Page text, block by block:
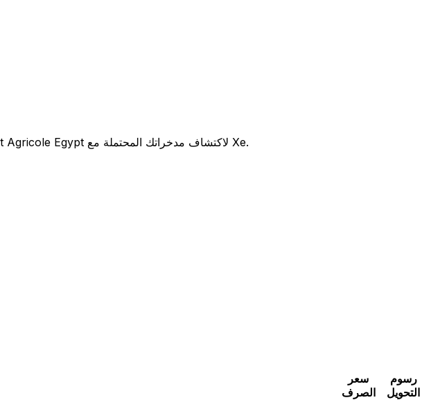
هل تفكر في استخدام Credit Agricole Egypt لتحويل أموالك الدولية؟ قارن بين أسعار الصرف والرسوم Credit Agricole Egypt لاكتشاف مدخراتك المحتملة مع Xe.
سعر
الصرف
رسوم
التحويل